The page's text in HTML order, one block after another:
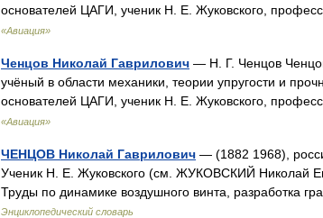
основателей ЦАГИ, ученик Н. Е. Жуковского,
«Авиация»
Ченцов Николай Гаврилович — Н. Г. Ченцов
учёный в области механики, теории упругости и
основателей ЦАГИ, ученик Н. Е. Жуковского,
«Авиация»
ЧЕНЦОВ Николай Гаврилович — (1882 1968),
Ученик Н. Е. Жуковского (см. ЖУКОВСКИЙ Николай
Труды по динамике воздушного винта, разработка
Энциклопедический словарь